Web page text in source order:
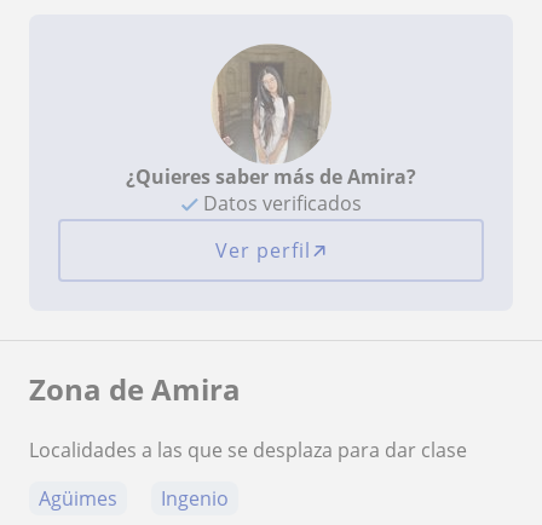
¿Quieres saber más de Amira?
Datos verificados
Ver perfil
Zona de Amira
Localidades a las que se desplaza para dar clase
Agüimes
Ingenio